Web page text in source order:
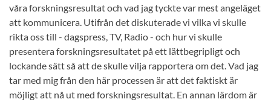
våra forskningsresultat och vad jag tyckte var mest angeläget
att kommunicera. Utifrån det diskuterade vi vilka vi skulle
rikta oss till - dagspress, TV, Radio - och hur vi skulle
presentera forskningsresultatet på ett lättbegripligt och
lockande sätt så att de skulle vilja rapportera om det. Vad jag
tar med mig från den här processen är att det faktiskt är
möjligt att nå ut med forskningsresultat. En annan lärdom är